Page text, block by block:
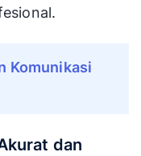
Komunikasi
dan